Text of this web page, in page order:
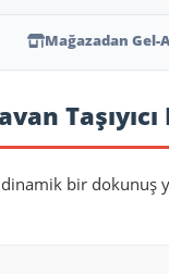
Mağazadan Gel-
bir dokunuş